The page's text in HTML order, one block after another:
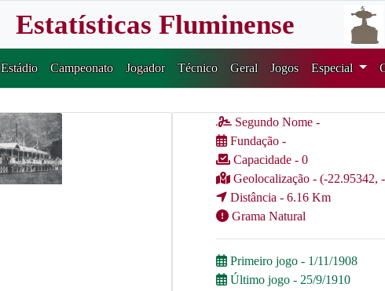
Estatísticas Fluminense
Estádio Campeonato Jogador Técnico Geral Jogos Especial
Segundo Nome -
Fundação -
Capacidade - 0
Geolocalização - (-22.95342,
Distância - 6.16 Km
Grama Natural
Primeiro jogo - 1/11/1908
Último jogo - 25/9/1910